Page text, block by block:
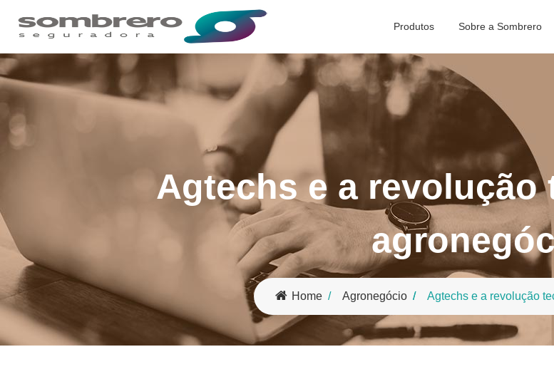
Produtos Sobre a Sombrero
Agtechs e a revolução
Home Agronegócio Agtechs e a revolução